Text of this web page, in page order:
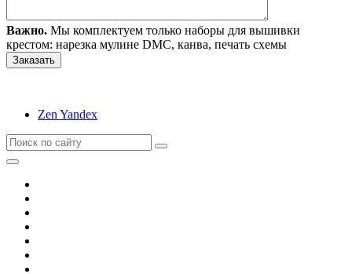
Важно. Мы комплектуем только наборы для вышивки
крестом: нарезка мулине DMC, канва, печать схемы
Zen Yandex